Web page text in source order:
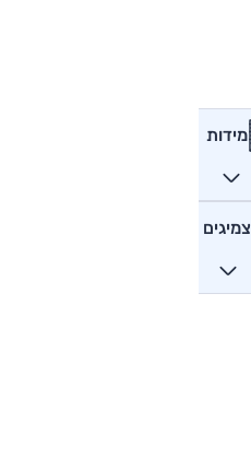
מידות
צמיגים